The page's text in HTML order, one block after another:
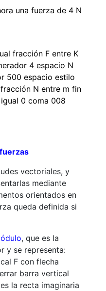
una fuerza de 4 N
vectoriales, y
mediante
orientados en
queda definida si
, que es la
y se representa:
la recta imaginaria